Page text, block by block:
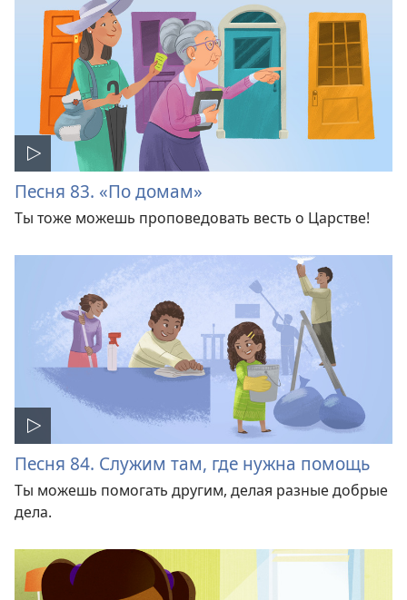
Песня 83. «По домам»
Ты тоже можешь проповедовать весть о Царстве!
Песня 84. Служим там, где нужна помощь
Ты можешь помогать другим, делая разные добрые
дела.